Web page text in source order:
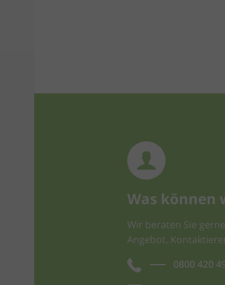
Was können
Wir beraten Sie
Angebot.
0800 420